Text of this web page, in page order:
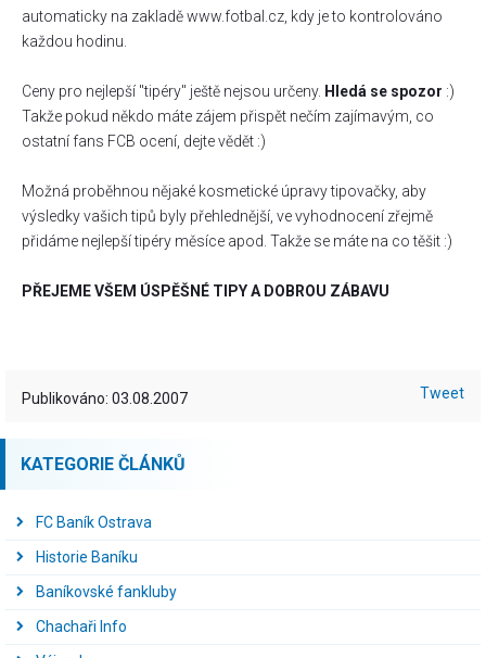
automaticky na zakladě www.fotbal.cz, kdy je to kontrolováno
každou hodinu.
Ceny pro nejlepší "tipéry" ještě nejsou určeny. Hledá se spozor :)
Takže pokud někdo máte zájem přispět nečím zajímavým, co
ostatní fans FCB ocení, dejte vědět :)
Možná proběhnou nějaké kosmetické úpravy tipovačky, aby
výsledky vašich tipů byly přehlednější, ve vyhodnocení zřejmě
přidáme nejlepší tipéry měsíce apod. Takže se máte na co těšit :)
PŘEJEME VŠEM ÚSPĚŠNÉ TIPY A DOBROU ZÁBAVU
Publikováno: 03.08.2007 Tweet
KATEGORIE ČLÁNKŮ
FC Baník Ostrava
Historie Baníku
Baníkovské fankluby
Chachaři Info